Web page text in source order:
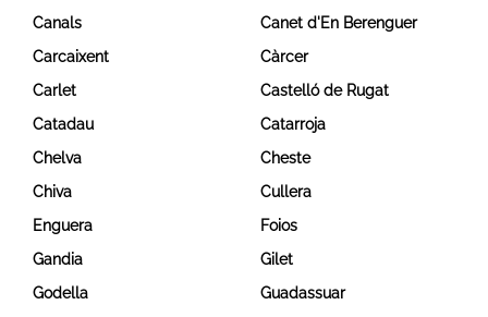
Canals
Canet d'En Berenguer
Carcaixent
Càrcer
Carlet
Castelló de Rugat
Catadau
Catarroja
Chelva
Cheste
Chiva
Cullera
Enguera
Foios
Gandia
Gilet
Godella
Guadassuar